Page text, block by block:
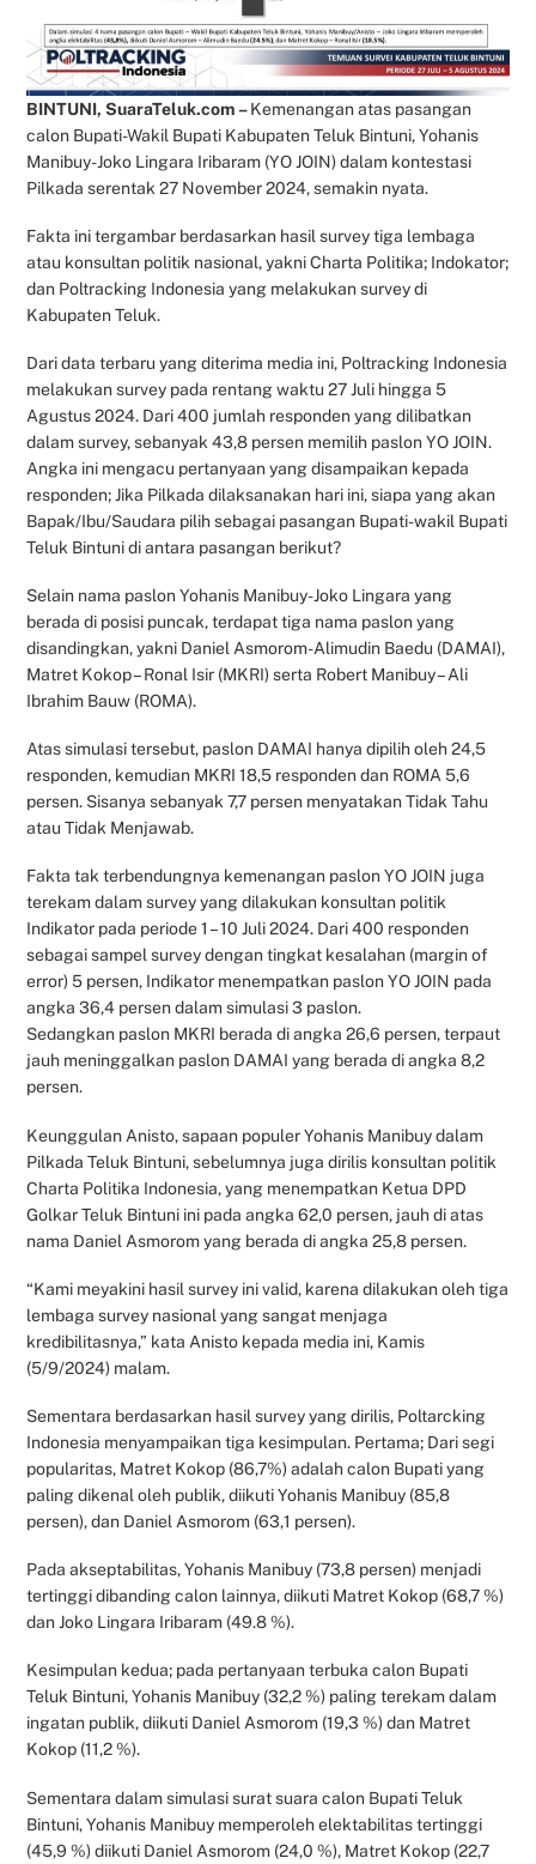
BINTUNI, SuaraTeluk.com –Kemenangan atas pasangan
calon Bupati-Wakil Bupati Kabupaten Teluk Bintuni, Yohanis
Manibuy-Joko Lingara Iribaram (YO JOIN) dalam kontestasi
Pilkada serentak 27 November 2024, semakin nyata.
Fakta ini tergambar berdasarkan hasil survey tiga lembaga
atau konsultan politik nasional, yakni Charta Politika; Indokator;
dan Poltracking Indonesia yang melakukan survey di
Kabupaten Teluk.
Dari data terbaru yang diterima media ini, Poltracking Indonesia
melakukan survey pada rentang waktu 27 Juli hingga 5
Agustus 2024. Dari 400 jumlah responden yang dilibatkan
dalam survey, sebanyak 43,8 persen memilih paslon YO JOIN.
Angka ini mengacu pertanyaan yang disampaikan kepada
responden; Jika Pilkada dilaksanakan hari ini, siapa yang akan
Bapak/Ibu/Saudara pilih sebagai pasangan Bupati-wakil Bupati
Teluk Bintuni di antara pasangan berikut?
Selain nama paslon Yohanis Manibuy-Joko Lingara yang
berada di posisi puncak, terdapat tiga nama paslon yang
disandingkan, yakni Daniel Asmorom-Alimudin Baedu (DAMAI),
Matret Kokop – Ronal Isir (MKRI) serta Robert Manibuy – Ali
Ibrahim Bauw (ROMA).
Atas simulasi tersebut, paslon DAMAI hanya dipilih oleh 24,5
responden, kemudian MKRI 18,5 responden dan ROMA 5,6
persen. Sisanya sebanyak 7,7 persen menyatakan Tidak Tahu
atau Tidak Menjawab.
Fakta tak terbendungnya kemenangan paslon YO JOIN juga
terekam dalam survey yang dilakukan konsultan politik
Indikator pada periode 1 – 10 Juli 2024. Dari 400 responden
sebagai sampel survey dengan tingkat kesalahan (margin of
error) 5 persen, Indikator menempatkan paslon YO JOIN pada
angka 36,4 persen dalam simulasi 3 paslon.
Sedangkan paslon MKRI berada di angka 26,6 persen, terpaut
jauh meninggalkan paslon DAMAI yang berada di angka 8,2
persen.
Keunggulan Anisto, sapaan populer Yohanis Manibuy dalam
Pilkada Teluk Bintuni, sebelumnya juga dirilis konsultan politik
Charta Politika Indonesia, yang menempatkan Ketua DPD
Golkar Teluk Bintuni ini pada angka 62,0 persen, jauh di atas
nama Daniel Asmorom yang berada di angka 25,8 persen.
“Kami meyakini hasil survey ini valid, karena dilakukan oleh tiga
lembaga survey nasional yang sangat menjaga
kredibilitasnya,” kata Anisto kepada media ini, Kamis
(5/9/2024) malam.
Sementara berdasarkan hasil survey yang dirilis, Poltarcking
Indonesia menyampaikan tiga kesimpulan. Pertama; Dari segi
popularitas, Matret Kokop (86,7%) adalah calon Bupati yang
paling dikenal oleh publik, diikuti Yohanis Manibuy (85,8
persen), dan Daniel Asmorom (63,1 persen).
Pada akseptabilitas, Yohanis Manibuy (73,8 persen) menjadi
tertinggi dibanding calon lainnya, diikuti Matret Kokop (68,7 %)
dan Joko Lingara Iribaram (49.8 %).
Kesimpulan kedua; pada pertanyaan terbuka calon Bupati
Teluk Bintuni, Yohanis Manibuy (32,2 %) paling terekam dalam
ingatan publik, diikuti Daniel Asmorom (19,3 %) dan Matret
Kokop (11,2 %).
Sementara dalam simulasi surat suara calon Bupati Teluk
Bintuni, Yohanis Manibuy memperoleh elektabilitas tertinggi
(45,9 %) diikuti Daniel Asmorom (24,0 %), Matret Kokop (22,7